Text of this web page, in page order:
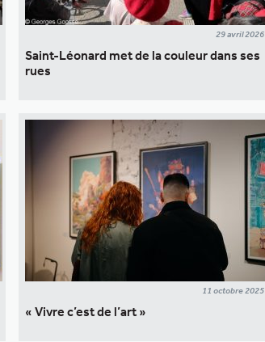
29 avril 2026
Saint-Léonard met de la couleur dans ses
rues
11 octobre 2025
« Vivre c’est de l’art »